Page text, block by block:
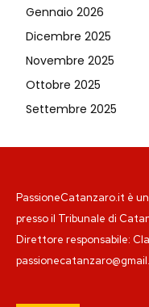
Gennaio 2026
Dicembre 2025
Novembre 2025
Ottobre 2025
Settembre 2025
PassioneCatanzaro.it è
presso il Tribunale di
Direttore responsabile: